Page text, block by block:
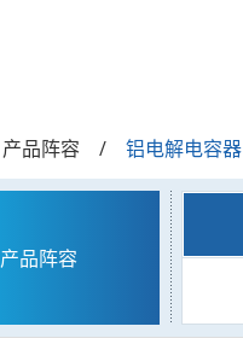
产品阵容 铝电解电容器
产品阵容